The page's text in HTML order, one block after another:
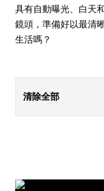
具有自動曝光、白天
鏡頭，準備好以最清
生活嗎？
清除全部